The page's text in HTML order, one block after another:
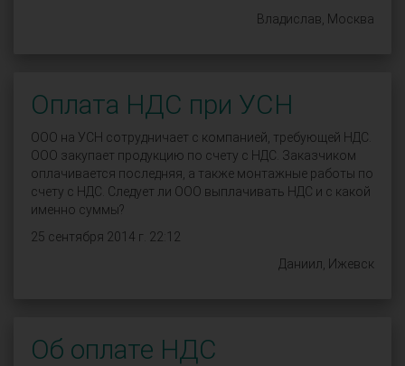
Владислав, Москва
Оплата НДС при УСН
ООО на УСН сотрудничает с компанией, требующей НДС.
ООО закупает продукцию по счету с НДС. Заказчиком
оплачивается последняя, а также монтажные работы по
счету с НДС. Следует ли ООО выплачивать НДС и с какой
именно суммы?
25 сентября 2014 г. 22:12
Даниил, Ижевск
Об оплате НДС